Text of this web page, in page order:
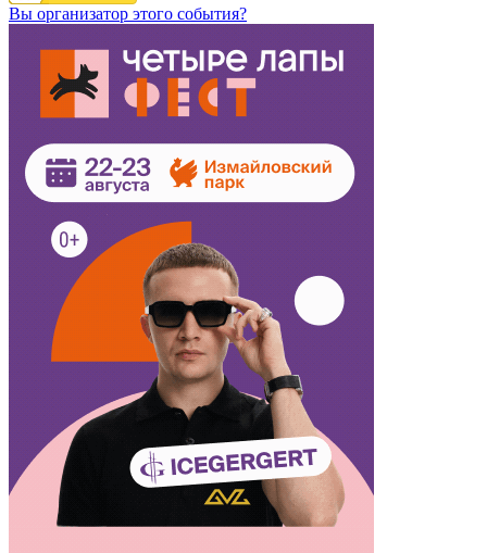
Вы организатор этого события?